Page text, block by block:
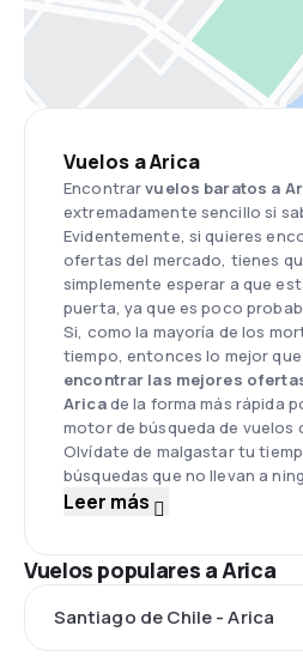
Vuelos a Arica
Encontrarvuelos baratos a
extremadamente sencillo si
Evidentemente, si quieres
ofertas del mercado, tienes
simplemente esperar a que
puerta, ya que es poco
Si, como la mayoría de los
tiempo, entonces lo mejor
encontrar las mejores
Aricade la forma más rápida
motor de búsqueda de vuelos
Olvídate de malgastar tu
búsquedas que no llevan a
Leer más
Vuelos populares a Arica
Santiago de Chile - Arica